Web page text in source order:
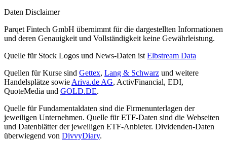
Daten Disclaimer
Parqet Fintech GmbH übernimmt für die dargestellten Informationen
und deren Genauigkeit und Vollständigkeit keine Gewährleistung.
Quelle für Stock Logos und News-Daten ist Elbstream Data
Quellen für Kurse sind Gettex, Lang & Schwarz und weitere
Handelsplätze sowie Ariva.de AG, ActivFinancial, EDI,
QuoteMedia und GOLD.DE.
Quelle für Fundamentaldaten sind die Firmenunterlagen der
jeweiligen Unternehmen. Quelle für ETF-Daten sind die Webseiten
und Datenblätter der jeweiligen ETF-Anbieter. Dividenden-Daten
überwiegend von DivvyDiary.